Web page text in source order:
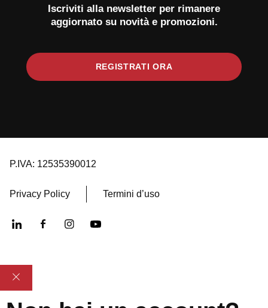
Iscriviti alla newsletter per rimanere
aggiornato su novità e promozioni.
REGISTRATI ORA
P.IVA: 12535390012
Privacy Policy Termini d’uso